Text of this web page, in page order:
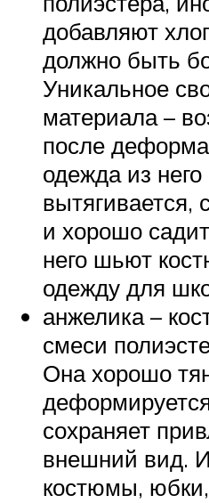
добавляют
должно быть
Уникальное
материала –
после
одежда из
вытягивается,
и хорошо
него шьют
одежду для
анжелика –
смеси
Она хорошо
сохраняет
внешний вид.
костюмы,